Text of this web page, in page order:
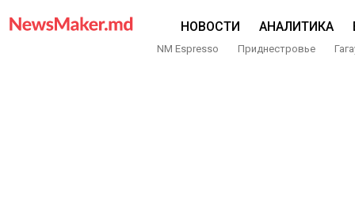
НОВОСТИ АНАЛИТИКА
NM Espresso Приднестровье